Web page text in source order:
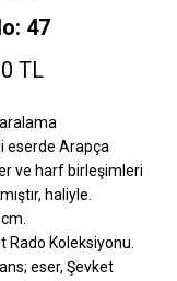
47
TL
eserde Arapça
ve harf birleşimleri
haliyle.
Rado Koleksiyonu.
eser, Şevket